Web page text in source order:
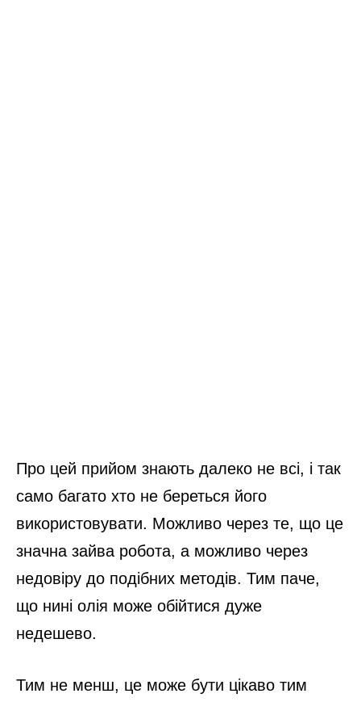
Про цей прийом знають далеко не всі, і так
само багато хто не береться його
використовувати. Можливо через те, що це
значна зайва робота, а можливо через
недовіру до подібних методів. Тим паче,
що нині олія може обійтися дуже
недешево.
Тим не менш, це може бути цікаво тим